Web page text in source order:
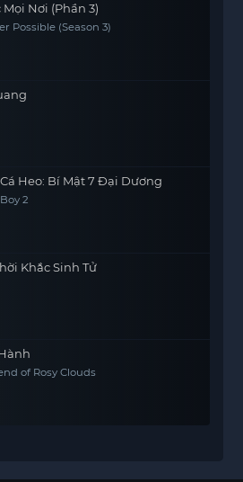
Mọi Nơi (Phần 3)
Possible (Season 3)
Heo: Bí Mật 7 Đại Dương
2
Khắc Sinh Tử
of Rosy Clouds